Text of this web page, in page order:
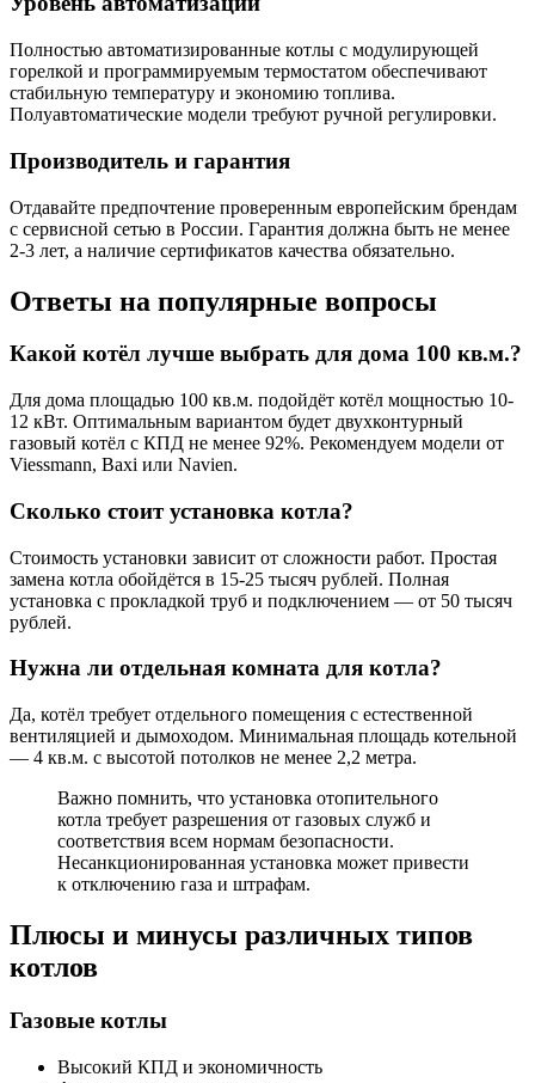
Полностью автоматизированные котлы с модулирующей
горелкой и программируемым термостатом обеспечивают
стабильную температуру и экономию топлива.
Полуавтоматические модели требуют ручной регулировки.
Производитель и гарантия
Отдавайте предпочтение проверенным европейским брендам
с сервисной сетью в России. Гарантия должна быть не менее
2-3 лет, а наличие сертификатов качества обязательно.
Ответы на популярные вопросы
Какой котёл лучше выбрать для дома 100 кв.м.?
Для дома площадью 100 кв.м. подойдёт котёл мощностью 10-
12 кВт. Оптимальным вариантом будет двухконтурный
газовый котёл с КПД не менее 92%. Рекомендуем модели от
Viessmann, Baxi или Navien.
Сколько стоит установка котла?
Стоимость установки зависит от сложности работ. Простая
замена котла обойдётся в 15-25 тысяч рублей. Полная
установка с прокладкой труб и подключением — от 50 тысяч
рублей.
Нужна ли отдельная комната для котла?
Да, котёл требует отдельного помещения с естественной
вентиляцией и дымоходом. Минимальная площадь котельной
— 4 кв.м. с высотой потолков не менее 2,2 метра.
Важно помнить, что установка отопительного
котла требует разрешения от газовых служб и
соответствия всем нормам безопасности.
Несанкционированная установка может привести
к отключению газа и штрафам.
Плюсы и минусы различных типов
котлов
Газовые котлы
Высокий КПД и экономичность